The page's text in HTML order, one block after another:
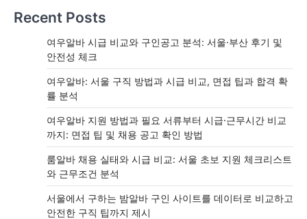
Recent Posts
여우알바 시급 비교와 구인공고 분석: 서울·부산 후기 및
안전성 체크
여우알바: 서울 구직 방법과 시급 비교, 면접 팁과 합격 확
률 분석
여우알바 지원 방법과 필요 서류부터 시급·근무시간 비교
까지: 면접 팁 및 채용 공고 확인 방법
룸알바 채용 실태와 시급 비교: 서울 초보 지원 체크리스트
와 근무조건 분석
서울에서 구하는 밤알바 구인 사이트를 데이터로 비교하고
안전한 구직 팁까지 제시